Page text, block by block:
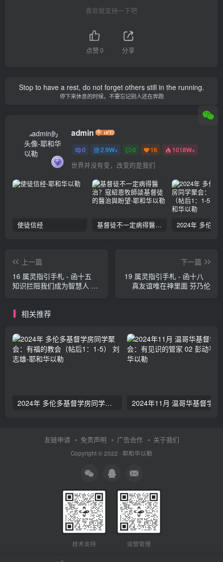
喜欢就支持一下吧
点赞0 分享
Stop to have a rest, do not forget others still in the running.
停下来休息的时候，不要忘记别人还在奔跑
admin
0 2.9W+ 0 16 1018W+
世界并没有变，改变的是我们
使徒信经 基督徒不一定病得醫治？寇紹恩牧師談基督徒的醫治與盼望
上一篇
16 属灵指引手札 - 函十五
知识拦阻我们成为智慧人 芬
下一篇
19 属灵指引手札 - 函十八
真友谊唯在神里面 芬乃伦
相关推荐
2024年 多伦多基督学房同学聚会：有福的教会（帖后1：1-5） 刘志雄
友链申请 免责声明 广告合作 关于我们
Copyright © 2022 · 耶和华以勒
技术支持 运营管理